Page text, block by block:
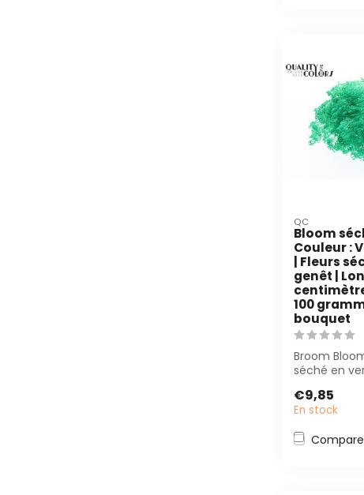
QC
Bloom
Couleur :
| Fleurs
genêt |
100
bouquet
Broom
séché en
et l...
€9,85
En stock